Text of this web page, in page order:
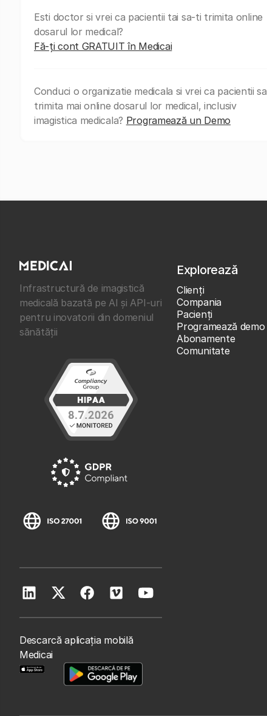
Esti doctor si vrei ca pacientii tai sa-ti trimita online
dosarul lor medical?
Fă-ți cont GRATUIT în Medicai
Conduci o organizatie medicala si vrei ca pacientii sa
trimita mai online dosarul lor medical, inclusiv
imagistica medicala? Programează un Demo
Infrastructură de imagistică
medicală bazată pe AI și API-uri
pentru inovatorii din domeniul
sănătății
Descarcă aplicația mobilă
Medicai
Explorează
Clienţi
Compania
Pacienți
Programează demo
Abonamente
Comunitate